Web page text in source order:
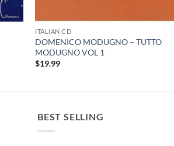
ITALIAN CD
DOMENICO MODUGNO – TUTTO
MODUGNO VOL 1
$19.99
BEST SELLING